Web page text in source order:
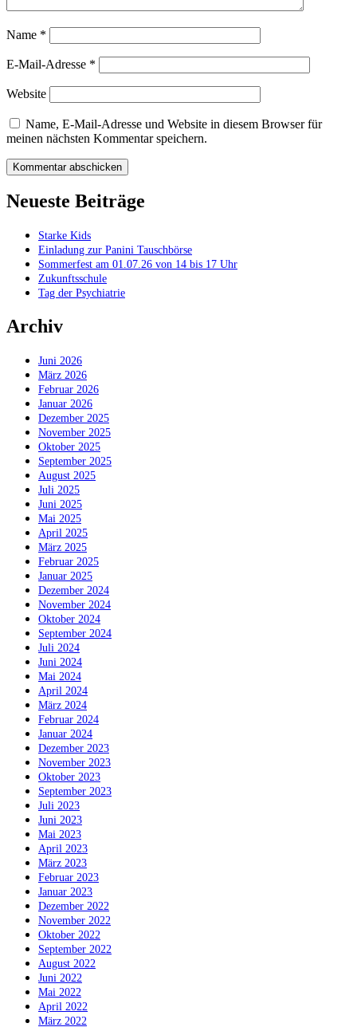
Name *
E-Mail-Adresse *
Website
Name, E-Mail-Adresse und Website in diesem Browser für
meinen nächsten Kommentar speichern.
Neueste Beiträge
Starke Kids
Einladung zur Panini Tauschbörse
Sommerfest am 01.07.26 von 14 bis 17 Uhr
Zukunftsschule
Tag der Psychiatrie
Archiv
Juni 2026
März 2026
Februar 2026
Januar 2026
Dezember 2025
November 2025
Oktober 2025
September 2025
August 2025
Juli 2025
Juni 2025
Mai 2025
April 2025
März 2025
Februar 2025
Januar 2025
Dezember 2024
November 2024
Oktober 2024
September 2024
Juli 2024
Juni 2024
Mai 2024
April 2024
März 2024
Februar 2024
Januar 2024
Dezember 2023
November 2023
Oktober 2023
September 2023
Juli 2023
Juni 2023
Mai 2023
April 2023
März 2023
Februar 2023
Januar 2023
Dezember 2022
November 2022
Oktober 2022
September 2022
August 2022
Juni 2022
Mai 2022
April 2022
März 2022